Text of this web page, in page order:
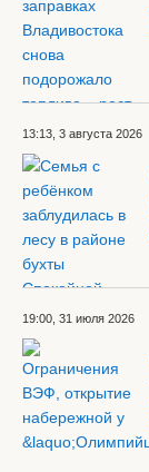
13:13, 3 августа 2026
19:00, 31 июля 2026